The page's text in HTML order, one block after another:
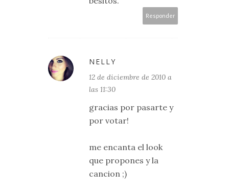
Responder
NELLY
12 de diciembre de 2010 a
las 11:30
gracias por pasarte y
por votar!
me encanta el look
que propones y la
cancion ;)